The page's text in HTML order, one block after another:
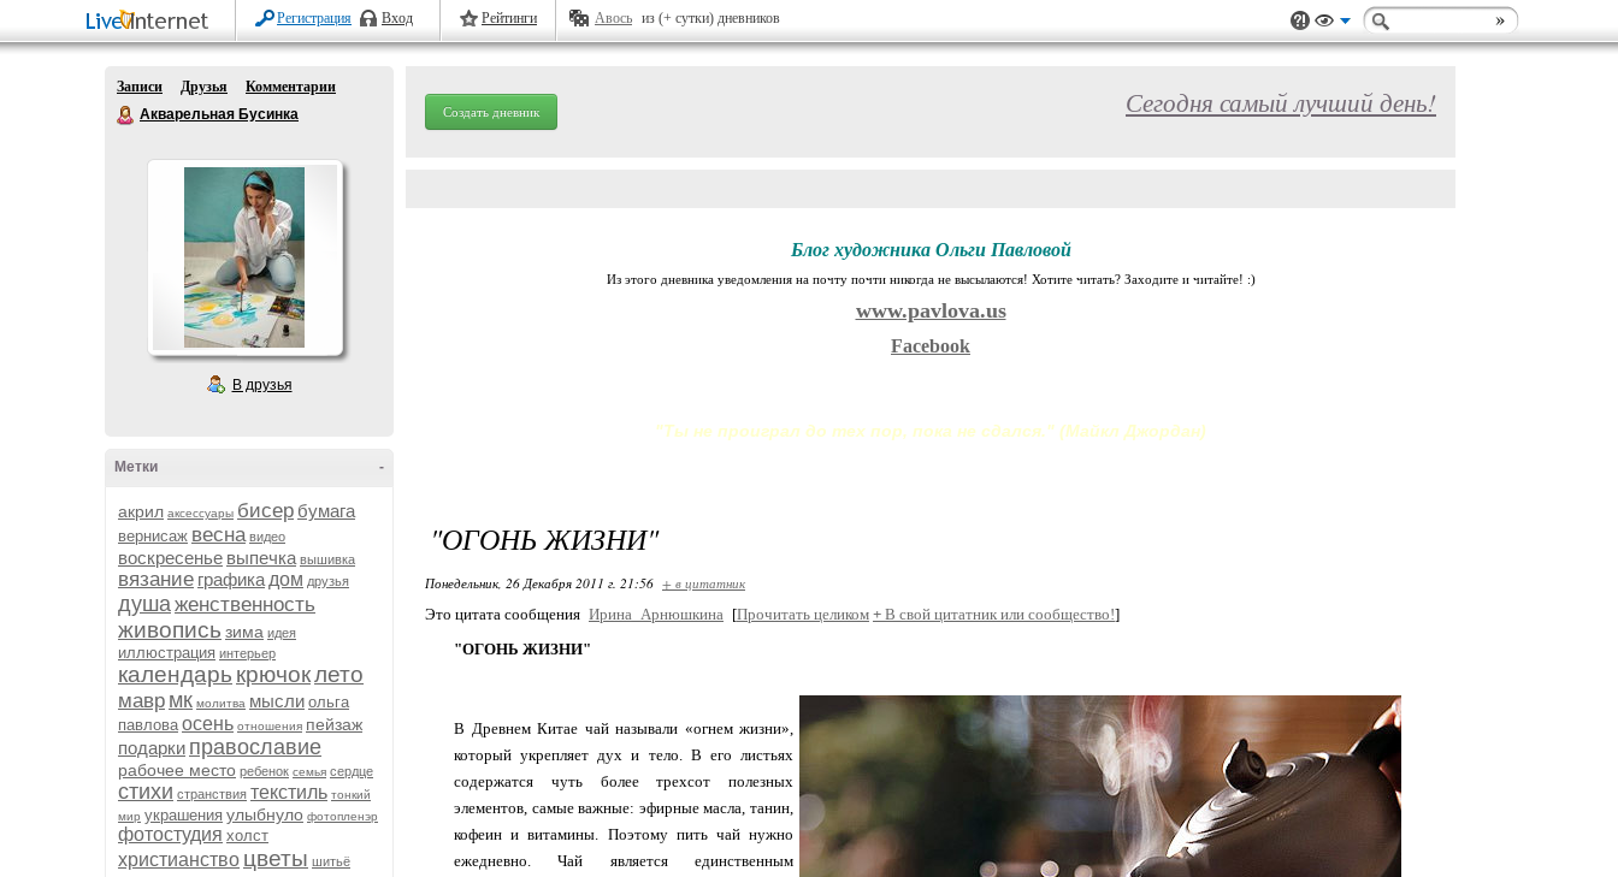
Регистрация Вход Рейтинги Авось из (+ сутки) дневников
Записи Друзья
Комментарии
Акварельная Бусинка
В друзья
-
Метки
акрил аксессуары бисер бумага
вернисаж весна видео
воскресенье выпечка вышивка
вязание графика дом друзья
душаженственность
живопись зима идея
иллюстрация интерьер
календарь крючоклето
мавр мк молитва мысли ольга
павлова осень отношения пейзаж
подарки православие
рабочее место ребенок семья сердце
стихи странствия текстиль тонкий
мир украшения улыбнуло фотопленэр
фотостудия холст
христианство цветы шитьё
Создать дневник Сегодня самый лучший день!
Блог художника Ольги Павловой
Из этого дневника уведомления на почту почти никогда не высылаются! Хотите читать? Заходите и читайте! :)
www.pavlova.us
Facebook
"Ты не проиграл до тех пор, пока не сдался." (Майкл Джордан)
"ОГОНЬ ЖИЗНИ"
Понедельник, 26 Декабря 2011 г. 21:56 + в цитатник
Это цитата сообщения Ирина_Арнюшкина [Прочитать целиком + В свой цитатник или сообщество!]
"ОГОНЬ ЖИЗНИ"
В Древнем Китае чай называли «огнем жизни»,
который укрепляет дух и тело. В его листьях
содержатся чуть более трехсот полезных
элементов, самые важные: эфирные масла, танин,
кофеин и витамины. Поэтому пить чай нужно
ежедневно. Чай является единственным